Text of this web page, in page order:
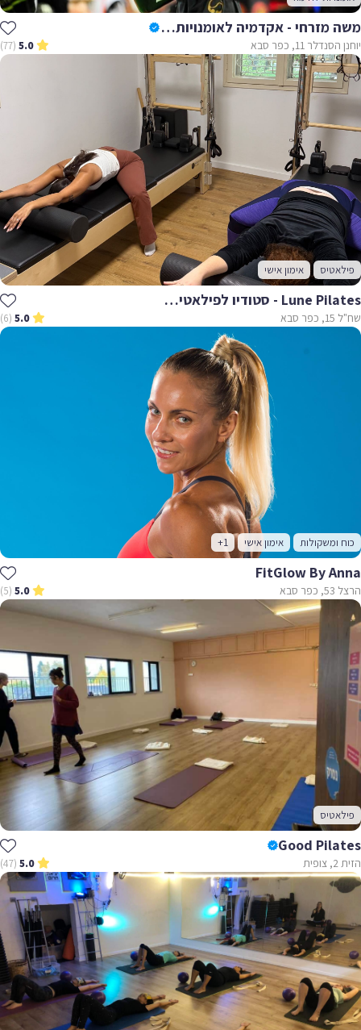
משה מזרחי - אקדמיה לאומנויות לחימה
יוחנן הסנדלר 11, כפר סבא 5.0
(77)
פילאטיס אימון אישי
Lune Pilates - סטודיו לפילאטיס מכשירים - לון פילאטיס
שח"ל 15, כפר סבא 5.0
(6)
כוח ומשקולות אימון אישי +1
FitGlow By Anna
הרצל 53, כפר סבא 5.0
(5)
פילאטיס
Good Pilates
הזית 2, צופית 5.0
(47)